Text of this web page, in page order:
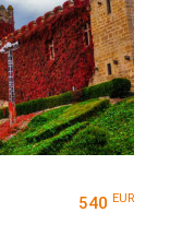
540 EUR